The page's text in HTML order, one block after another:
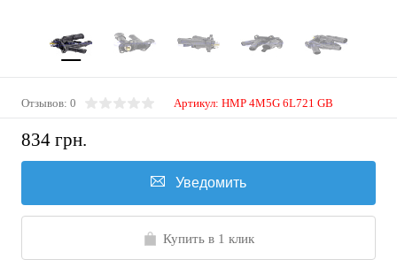
Отзывов: 0 Артикул: HMP 4M5G 6L721 GB
834 грн.
Уведомить
Купить в 1 клик